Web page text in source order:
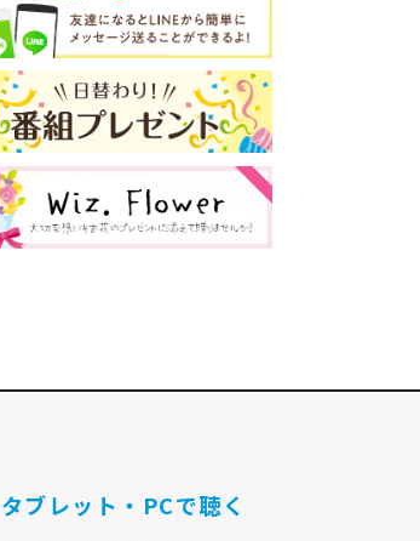
ブレット・PCで聴く